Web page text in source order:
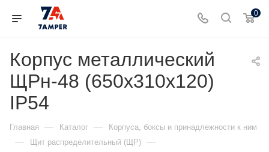
0
Корпус металлический
ЩРн-48 (650х310х120)
IP54
Главная — Каталог — Корпуса, боксы и принадлежности к ним
— Щит распределительный (ЩР) —